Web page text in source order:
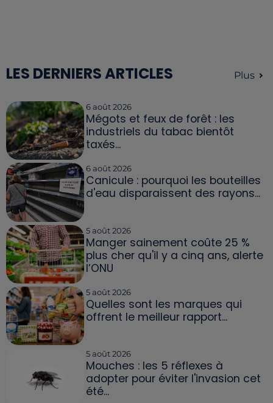
LES DERNIERS ARTICLES Plus
6 août 2026
Mégots et feux de forêt : les
industriels du tabac bientôt
taxés...
6 août 2026
Canicule : pourquoi les bouteilles
d'eau disparaissent des rayons...
5 août 2026
Manger sainement coûte 25 %
plus cher qu'il y a cinq ans, alerte
l’ONU
5 août 2026
Quelles sont les marques qui
offrent le meilleur rapport...
5 août 2026
Mouches : les 5 réflexes à
adopter pour éviter l'invasion cet
été...